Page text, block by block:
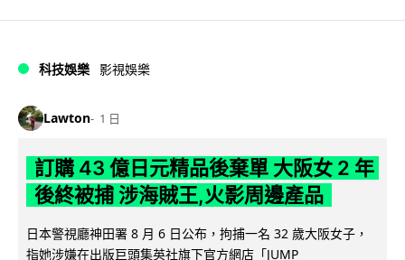
科技娛樂 影視娛樂
Lawton 1 日
訂購 43 億日元精品後棄單 大阪女 2 年
後終被捕 涉海賊王,火影周邊產品
日本警視廳神田署 8 月 6 日公布，拘捕一名 32 歲大阪女子，
指她涉嫌在出版巨頭集英社旗下官方網店「JUMP